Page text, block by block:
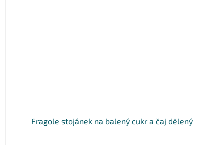
Fragole stojánek na balený cukr a čaj dělený